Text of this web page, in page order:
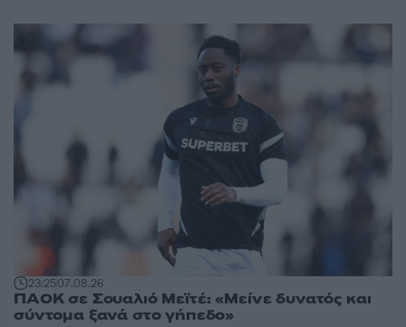
23:2507.08.26
ΠΑΟΚ σε Σουαλιό Μεϊτέ: «Μείνε δυνατός και
σύντομα ξανά στο γήπεδο»